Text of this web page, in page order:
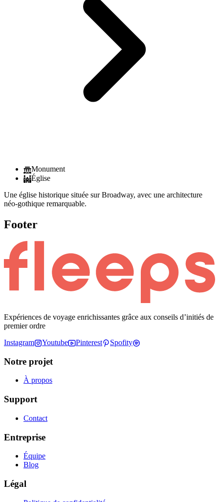
Monument
Église
Une église historique située sur Broadway, avec une architecture
néo-gothique remarquable.
Footer
Expériences de voyage enrichissantes grâce aux conseils d’initiés de
premier ordre
Instagram
Youtube Pinterest Spofity
Notre projet
À propos
Support
Contact
Entreprise
Équipe
Blog
Légal